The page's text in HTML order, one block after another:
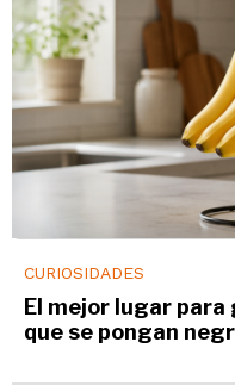
CURIOSIDADES
El mejor lugar
que se pongan